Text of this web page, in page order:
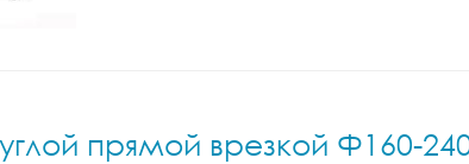
прямой врезкой Ф160-